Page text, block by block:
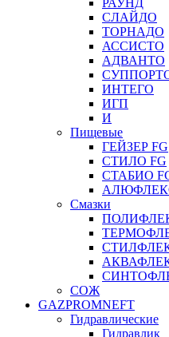
РАУНД
СЛАЙДО
ТОРНАДО
АССИСТО
АДВАНТО
ИНТЕГО
ИГП
И
Пищевые
ГЕЙЗЕР FG
СТИЛО FG
СТАБИО
Смазки
СОЖ
GAZPROMNEFT
Гидравлические
Гидравлик